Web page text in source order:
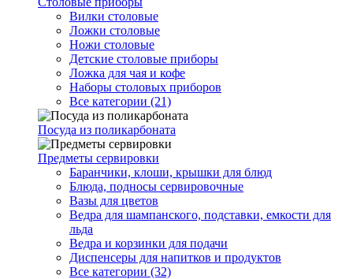
Вилки столовые
Ложки столовые
Ножи столовые
Детские столовые приборы
Ложка для чая и кофе
Наборы столовых приборов
Все категории (21)
Посуда из поликарбоната
Предметы сервировки
Баранчики, клоши, крышки для блюд
Блюда, подносы сервировочные
Вазы для цветов
Ведра для шампанского, подставки, емкости для
льда
Ведра и корзинки для подачи
Диспенсеры для напитков и продуктов
Все категории (32)